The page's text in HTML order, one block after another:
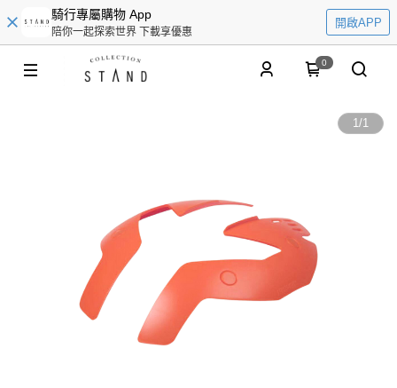
騎行專屬購物 App
陪你一起探索世界 下載享優惠
開啟APP
0
1/1